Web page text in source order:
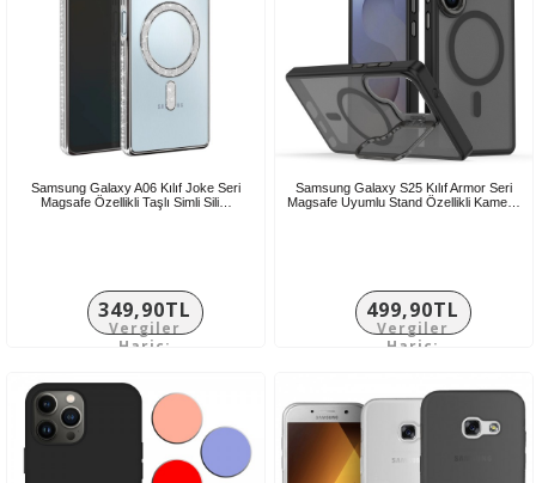
Samsung Galaxy A06 Kılıf Joke Seri
Magsafe Özellikli Taşlı Simli Sili…
349,90TL
Vergiler
Hariç:
Samsung Galaxy S25 Kılıf Armor Seri
Magsafe Uyumlu Stand Özellikli Kame…
499,90TL
Vergiler
Hariç: